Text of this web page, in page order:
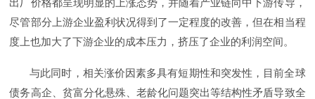
尽管部分上游企业盈利状况得到了一定程度的改善，但在相当程
度上也加大了下游企业的成本压力，挤压了企业的利润空间。
与此同时，相关涨价因素多具有短期性和突发性，目前全球
债务高企、贫富分化悬殊、老龄化问题突出等结构性矛盾导致全